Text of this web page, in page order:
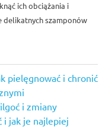
ich obciążania i
delikatnych szamponów
pielęgnować i chronić
i zmiany
i jak je najlepiej